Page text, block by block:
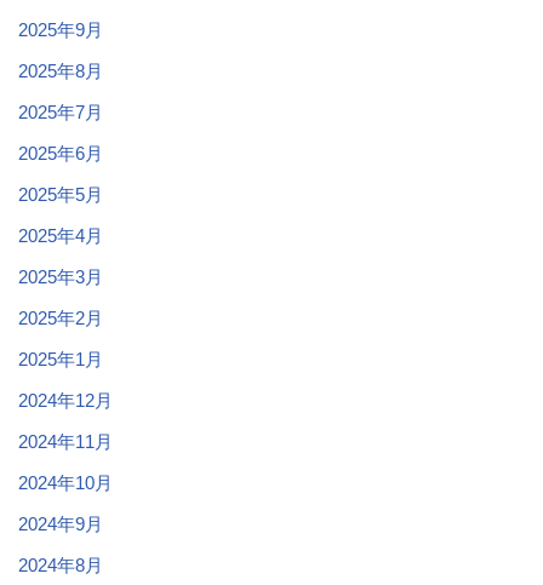
2025年9月
2025年8月
2025年7月
2025年6月
2025年5月
2025年4月
2025年3月
2025年2月
2025年1月
2024年12月
2024年11月
2024年10月
2024年9月
2024年8月